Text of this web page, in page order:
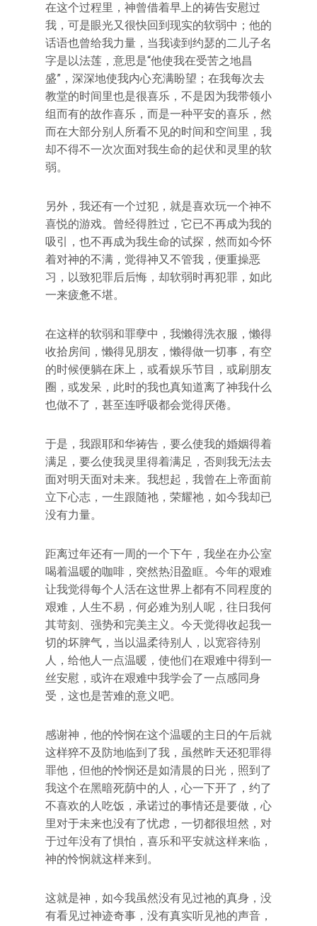
在这个过程里，神曾借着早上的祷告安慰过
我，可是眼光又很快回到现实的软弱中；他的
话语也曾给我力量，当我读到约瑟的二儿子名
字是以法莲，意思是“他使我在受苦之地昌
盛”，深深地使我内心充满盼望；在我每次去
教堂的时间里也是很喜乐，不是因为我带领小
组而有的故作喜乐，而是一种平安的喜乐，然
而在大部分别人所看不见的时间和空间里，我
却不得不一次次面对我生命的起伏和灵里的软
弱。
另外，我还有一个过犯，就是喜欢玩一个神不
喜悦的游戏。曾经得胜过，它已不再成为我的
吸引，也不再成为我生命的试探，然而如今怀
着对神的不满，觉得神又不管我，便重操恶
习，以致犯罪后后悔，却软弱时再犯罪，如此
一来疲惫不堪。
在这样的软弱和罪孽中，我懒得洗衣服，懒得
收拾房间，懒得见朋友，懒得做一切事，有空
的时候便躺在床上，或看娱乐节目，或刷朋友
圈，或发呆，此时的我也真知道离了神我什么
也做不了，甚至连呼吸都会觉得厌倦。
于是，我跟耶和华祷告，要么使我的婚姻得着
满足，要么使我灵里得着满足，否则我无法去
面对明天面对未来。我想起，我曾在上帝面前
立下心志，一生跟随祂，荣耀祂，如今我却已
没有力量。
距离过年还有一周的一个下午，我坐在办公室
喝着温暖的咖啡，突然热泪盈眶。今年的艰难
让我觉得每个人活在这世界上都有不同程度的
艰难，人生不易，何必难为别人呢，往日我何
其苛刻、强势和完美主义。今天觉得收起我一
切的坏脾气，当以温柔待别人，以宽容待别
人，给他人一点温暖，使他们在艰难中得到一
丝安慰，或许在艰难中我学会了一点感同身
受，这也是苦难的意义吧。
感谢神，他的怜悯在这个温暖的主日的午后就
这样猝不及防地临到了我，虽然昨天还犯罪得
罪他，但他的怜悯还是如清晨的日光，照到了
我这个在黑暗死荫中的人，心一下开了，约了
不喜欢的人吃饭，承诺过的事情还是要做，心
里对于未来也没有了忧虑，一切都很坦然，对
于过年没有了惧怕，喜乐和平安就这样来临，
神的怜悯就这样来到。
这就是神，如今我虽然没有见过祂的真身，没
有看见过神迹奇事，没有真实听见祂的声音，